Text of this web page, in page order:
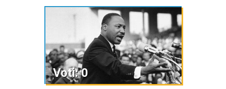
Voti: 0